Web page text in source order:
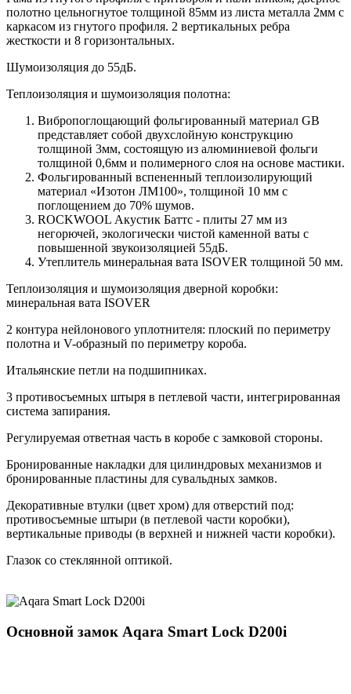
полотно цельногнутое толщиной 85мм из листа металла 2мм c
каркасом из гнутого профиля. 2 вертикальных ребра
жесткости и 8 горизонтальных.
Шумоизоляция до 55дБ.
Теплоизоляция и шумоизоляция полотна:
Вибропоглощающий фольгированный материал GB
представляет собой двухслойную конструкцию
толщиной 3мм, состоящую из алюминиевой фольги
толщиной 0,6мм и полимерного слоя на основе мастики.
Фольгированный вспененный теплоизолирующий
материал «Изотон ЛМ100», толщиной 10 мм с
поглощением до 70% шумов.
ROCKWOOL Акустик Баттс - плиты 27 мм из
негорючей, экологически чистой каменной ваты с
повышенной звукоизоляцией 55дБ.
Утеплитель минеральная вата ISOVER толщиной 50 мм.
Теплоизоляция и шумоизоляция дверной коробки:
минеральная вата ISOVER
2 контура нейлонового уплотнителя: плоский по периметру
полотна и V-образный по периметру короба.
Итальянские петли на подшипниках.
3 противосъемных штыря в петлевой части, интегрированная
система запирания.
Регулируемая ответная часть в коробе с замковой стороны.
Бронированные накладки для цилиндровых механизмов и
бронированные пластины для сувальдных замков.
Декоративные втулки (цвет хром) для отверстий под:
противосъемные штыри (в петлевой части коробки),
вертикальные приводы (в верхней и нижней части коробки).
Глазок со стеклянной оптикой.
Основной замок Aqara Smart Lock D200i